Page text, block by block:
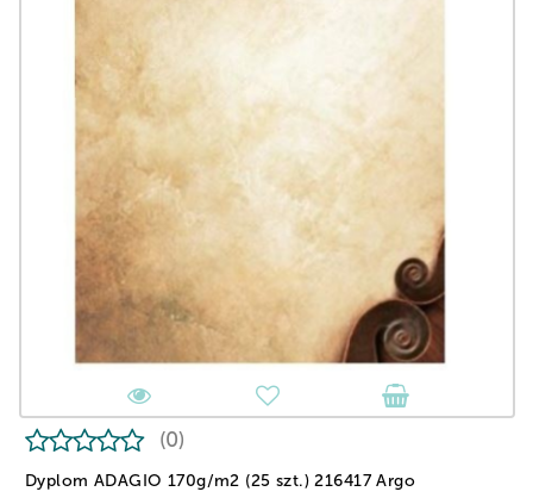
Dyplom ADAGIO 170g/m2 (25 szt.) 216417 Argo
(0)